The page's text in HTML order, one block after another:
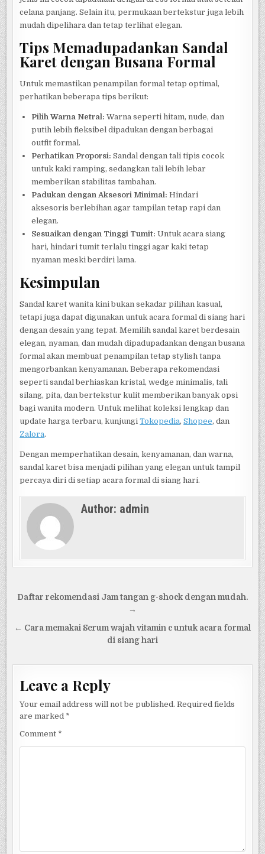
celana panjang. Selain itu, permukaan bertekstur juga lebih
mudah dipelihara dan tetap terlihat elegan.
Tips Memadupadankan Sandal
Karet dengan Busana Formal
Untuk memastikan penampilan formal tetap optimal,
perhatikan beberapa tips berikut:
Pilih Warna Netral: Warna seperti hitam, nude, dan
putih lebih fleksibel dipadukan dengan berbagai
outfit formal.
Perhatikan Proporsi: Sandal dengan tali tipis cocok
untuk kaki ramping, sedangkan tali lebih lebar
memberikan stabilitas tambahan.
Padukan dengan Aksesori Minimal: Hindari
aksesoris berlebihan agar tampilan tetap rapi dan
elegan.
Sesuaikan dengan Tinggi Tumit: Untuk acara siang
hari, hindari tumit terlalu tinggi agar kaki tetap
nyaman meski berdiri lama.
Kesimpulan
Sandal karet wanita kini bukan sekadar pilihan kasual,
tetapi juga dapat digunakan untuk acara formal di siang hari
dengan desain yang tepat. Memilih sandal karet berdesain
elegan, nyaman, dan mudah dipadupadankan dengan busana
formal akan membuat penampilan tetap stylish tanpa
mengorbankan kenyamanan. Beberapa rekomendasi
seperti sandal berhiaskan kristal, wedge minimalis, tali
silang, pita, dan bertekstur kulit memberikan banyak opsi
bagi wanita modern. Untuk melihat koleksi lengkap dan
update harga terbaru, kunjungiTokopedia,Shopee, dan
Zalora.
Dengan memperhatikan desain, kenyamanan, dan warna,
sandal karet bisa menjadi pilihan yang elegan untuk tampil
percaya diri di setiap acara formal di siang hari.
Author: admin
Post
Daftar rekomendasi Jam tangan g-shock dengan mudah.
→
← Cara memakai Serum wajah vitamin c untuk acara formal
di siang hari
Leave a Reply
Your email address will not be published. Required fields
are marked *
Comment *